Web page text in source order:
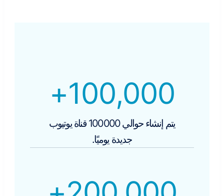
100,000
+
يتم إنشاء حوالي 100000 قناة يوتيوب
جديدة يوميًا.